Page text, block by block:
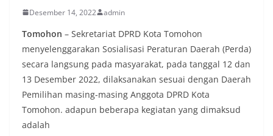
Desember 14, 2022 admin
Tomohon – Sekretariat DPRD Kota Tomohon
menyelenggarakan Sosialisasi Peraturan Daerah (Perda)
secara langsung pada masyarakat, pada tanggal 12 dan
13 Desember 2022, dilaksanakan sesuai dengan Daerah
Pemilihan masing-masing Anggota DPRD Kota
Tomohon. adapun beberapa kegiatan yang dimaksud
adalah